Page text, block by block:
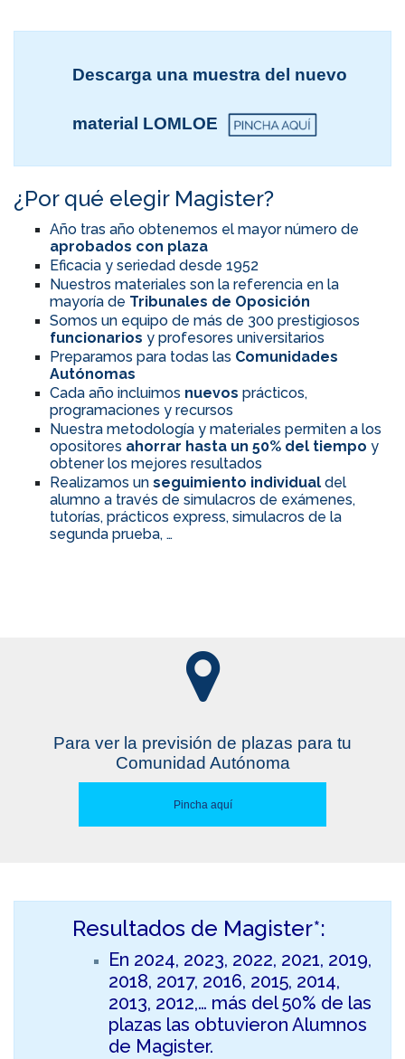
Descarga una muestra del nuevo
material LOMLOE
¿Por qué elegir Magister?
Año tras año obtenemos el mayor número de
aprobados con plaza
Eficacia y seriedad desde 1952
Nuestros materiales son la referencia en la
mayoría de Tribunales de Oposición
Somos un equipo de más de 300 prestigiosos
funcionarios y profesores universitarios
Preparamos para todas las Comunidades
Autónomas
Cada año incluimos nuevos prácticos,
programaciones y recursos
Nuestra metodología y materiales permiten a los
opositores ahorrar hasta un 50% del tiempo y
obtener los mejores resultados
Realizamos un seguimiento individual del
alumno a través de simulacros de exámenes,
tutorías, prácticos express, simulacros de la
segunda prueba, …
Para ver la previsión de plazas para tu
Comunidad Autónoma
Pincha aquí
Resultados de Magister*:
En 2024, 2023, 2022, 2021, 2019,
2018, 2017, 2016, 2015, 2014,
2013, 2012,… más del 50% de las
plazas las obtuvieron Alumnos
de Magister.